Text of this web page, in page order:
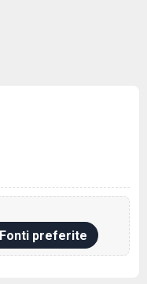
preferite